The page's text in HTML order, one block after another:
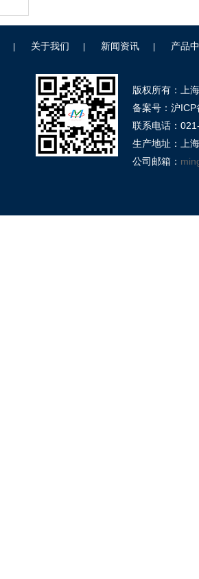
关于我们 新闻资讯 产品
版权所有：上
备案号：沪
联系电话：
生产地址：上
公司邮箱：